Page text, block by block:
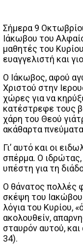
Σήμερα 9
Ιάκωβου του
μαθητές του
ευαγγελιστή και
Ο Ιάκωβος, αφού
Χριστού στην
χώρες για να
κατέστρεφε τους
χάρη του Θεού
ακάθαρτα
Γι’ αυτό και οι
σπέρμα. Ο ιδρώτας,
υπέστη για τη
Ο θάνατος πολλές
σκέψη του
λόγια του Κυρίου,
ακολουθείν,
σταυρόν αυτού,
34).